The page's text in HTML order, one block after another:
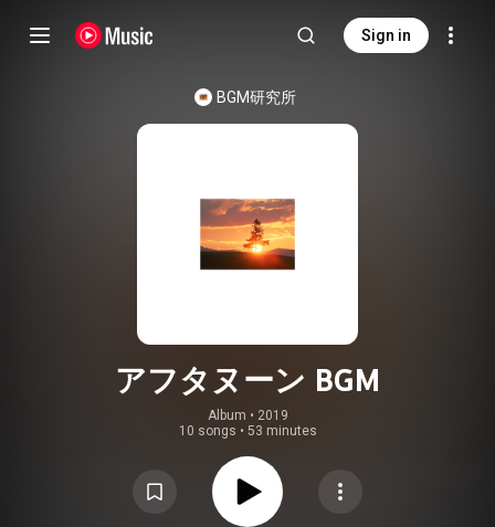
Sign in
BGM研究所
アフタヌーン BGM
Album • 2019
10 songs • 53 minutes